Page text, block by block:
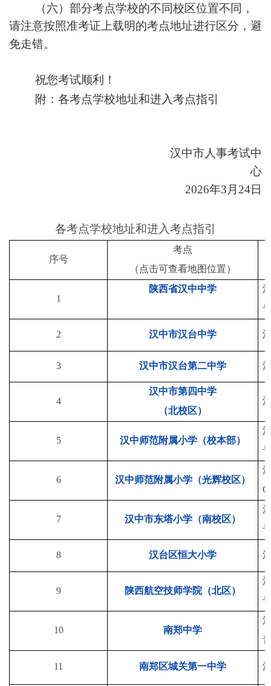
（六） 部分考点学校的不同校区位置不同，
请注意按照准考证上载明的考点地址进行区分，避
免走错。
祝您考试顺利！
附：各考点学校地址和进入考点指引
汉中市人事考试中
心
2026年3 月 24日
各考点学校地址和进入考点指引
序号
考点
（点击可查看地图位置）
1
陕西省汉中中学
2 汉中市汉台中学
3 汉中市汉台第二中学
4
汉中市第四中学
（北校区）
5 汉中师范附属小学（校本部）
6 汉中师范附属小学（光辉校区）
7 汉中市东塔小学（南校区）
8 汉台区恒大小学
9 陕西航空技师学院（北区）
10 南郑中学
11 南郑区城关第一中学